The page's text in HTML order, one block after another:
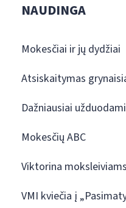
NAUDINGA
Mokesčiai ir jų dydžiai
Atsiskaitymas
Dažniausiai
Mokesčių ABC
Viktorina moksleiviams
VMI kviečia į